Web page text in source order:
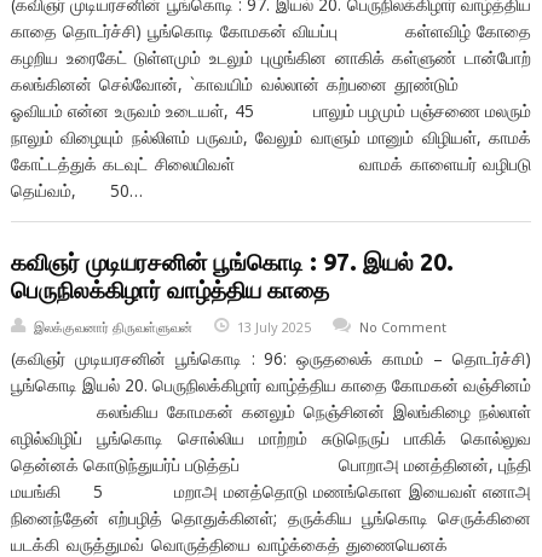
காதை தொடர்ச்சி) பூங்கொடி கோமகன் வியப்பு கள்ளவிழ் கோதை
கழறிய உரைகேட் டுள்ளமும் உடலும் புழுங்கின னாகிக் கள்ளுண் டான்போற்
கலங்கினன் செல்வோன், `காவயிம் வல்லான் கற்பனை தூண்டும்
ஓவியம் என்ன உருவம் உடையள், 45 பாலும் பழமும் பஞ்சணை மலரும்
நாலும் விழையும் நல்லிளம் பருவம், வேலும் வாளும் மானும் விழியள், காமக்
கோட்டத்துக் கடவுட் சிலையிவள் வாமக் காளையர் வழிபடு
தெய்வம், 50…
கவிஞர் முடியரசனின் பூங்கொடி : 97. இயல் 20.
பெருநிலக்கிழார் வாழ்த்திய காதை
இலக்குவனார் திருவள்ளுவன் 13 July 2025 No Comment
(கவிஞர் முடியரசனின் பூங்கொடி : 96: ஒருதலைக் காமம் – தொடர்ச்சி)
பூங்கொடி இயல் 20. பெருநிலக்கிழார் வாழ்த்திய காதை கோமகன் வஞ்சினம்
கலங்கிய கோமகன் கனலும் நெஞ்சினன் இலங்கிழை நல்லாள்
எழில்விழிப் பூங்கொடி சொல்லிய மாற்றம் சுடுநெருப் பாகிக் கொல்லுவ
தென்னக் கொடுந்துயர்ப் படுத்தப் பொறாஅ மனத்தினன், புந்தி
மயங்கி 5 மறாஅ மனத்தொடு மணங்கொள இயைவள் எனாஅ
நினைந்தேன் எற்பழித் தொதுக்கினள்; தருக்கிய பூங்கொடி செருக்கினை
யடக்கி வருத்துமவ் வொருத்தியை வாழ்க்கைத் துணையெனக்